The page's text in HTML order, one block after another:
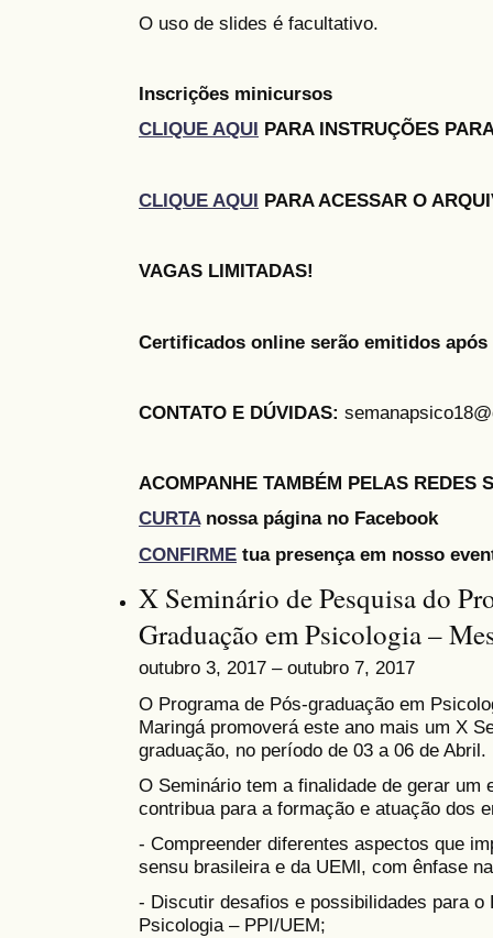
O uso de slides é facultativo.
Inscrições minicursos
CLIQUE AQUI PARA INSTRUÇÕES
CLIQUE AQUI PARA ACESSAR O
VAGAS LIMITADAS!
Certificados online serão emitidos após
CONTATO E DÚVIDAS:
ACOMPANHE TAMBÉM PELAS REDES
CURTAnossa página no Facebook
CONFIRME tua presença em nosso
X Seminário de Pesquisa do
Graduação em Psicologia –
outubro 3, 2017 – outubro 7, 2017
O Programa de Pós-graduação em
Maringá promoverá este ano mais um X
graduação, no período de 03 a 06 de Abril.
O Seminário tem a finalidade de gerar
contribua para a formação e atuação dos
- Compreender diferentes aspectos que
sensu brasileira e da UEMl, com ênfase
- Discutir desafios e possibilidades para o
Psicologia – PPI/UEM;